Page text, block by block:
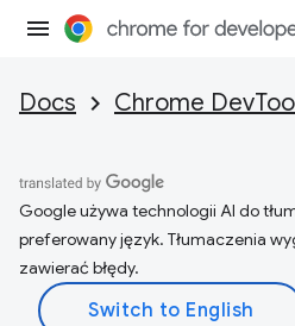
Docs Chrome
Google używa technologii AI do
preferowany język. Tłumaczenia
zawierać błędy.